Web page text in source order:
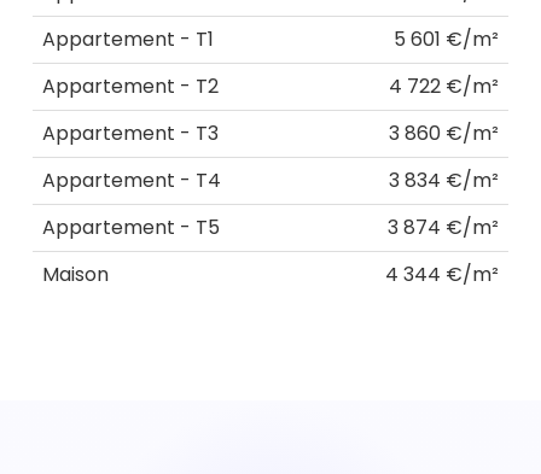
Appartement - T1
5 601 €/m²
Appartement - T2
4 722 €/m²
Appartement - T3
3 860 €/m²
Appartement - T4
3 834 €/m²
Appartement - T5
3 874 €/m²
Maison
4 344 €/m²